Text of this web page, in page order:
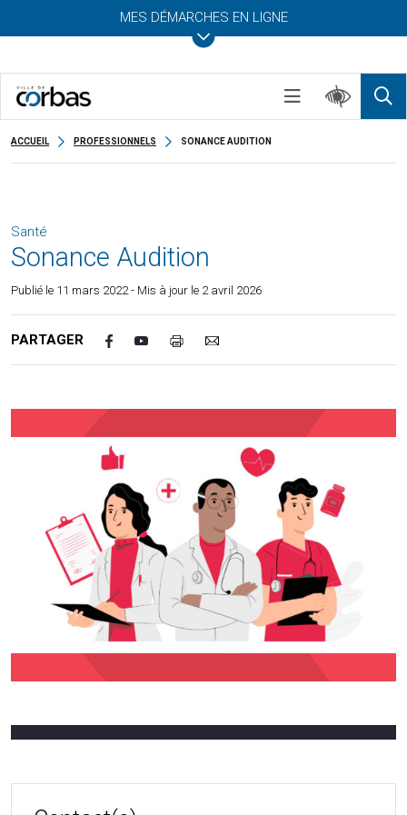
MES DÉMARCHES EN LIGNE
ACCUEIL PROFESSIONNELS SONANCE AUDITION
Santé
Sonance Audition
Publié le 11 mars 2022- Mis à jour le 2 avril 2026
PARTAGER